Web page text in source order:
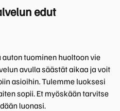
edut
tuominen huoltoon vie
avulla säästät aikaa ja voit
asioihin. Tulemme luoksesi
sopii. Et myöskään tarvitse
luonasi.